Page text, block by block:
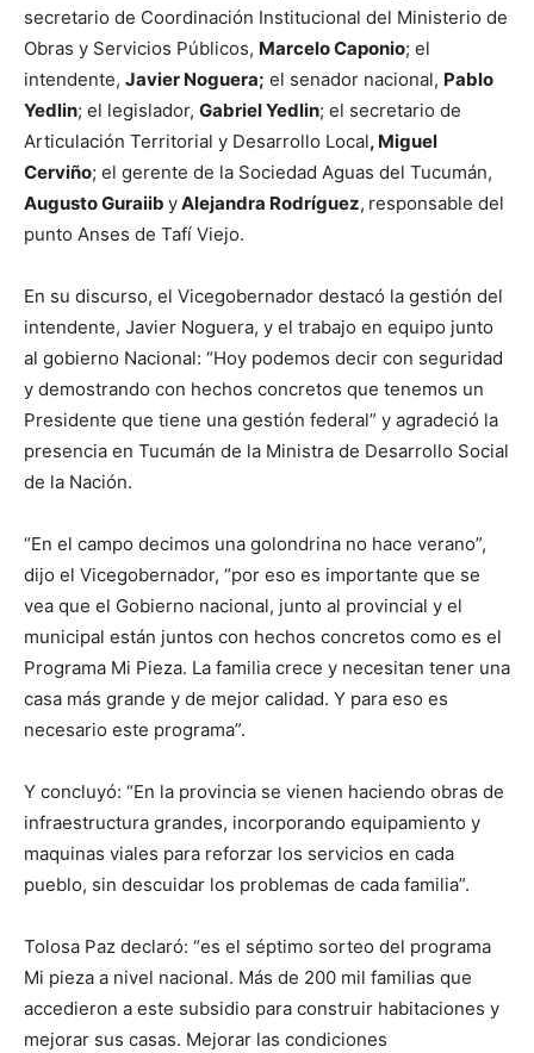
secretario de Coordinación Institucional del Ministerio de
Obras y Servicios Públicos, Marcelo Caponio; el
intendente, Javier Noguera; el senador nacional, Pablo
Yedlin; el legislador, Gabriel Yedlin; el secretario de
Articulación Territorial y Desarrollo Local, Miguel
Cerviño; el gerente de la Sociedad Aguas del Tucumán,
Augusto Guraiib yAlejandra Rodríguez, responsable del
punto Anses de Tafí Viejo.
En su discurso, el Vicegobernador destacó la gestión del
intendente, Javier Noguera, y el trabajo en equipo junto
al gobierno Nacional: “Hoy podemos decir con seguridad
y demostrando con hechos concretos que tenemos un
Presidente que tiene una gestión federal” y agradeció la
presencia en Tucumán de la Ministra de Desarrollo Social
de la Nación.
“En el campo decimos una golondrina no hace verano”,
dijo el Vicegobernador, “por eso es importante que se
vea que el Gobierno nacional, junto al provincial y el
municipal están juntos con hechos concretos como es el
Programa Mi Pieza. La familia crece y necesitan tener una
casa más grande y de mejor calidad. Y para eso es
necesario este programa”.
Y concluyó: “En la provincia se vienen haciendo obras de
infraestructura grandes, incorporando equipamiento y
maquinas viales para reforzar los servicios en cada
pueblo, sin descuidar los problemas de cada familia”.
Tolosa Paz declaró: “es el séptimo sorteo del programa
Mi pieza a nivel nacional. Más de 200 mil familias que
accedieron a este subsidio para construir habitaciones y
mejorar sus casas. Mejorar las condiciones